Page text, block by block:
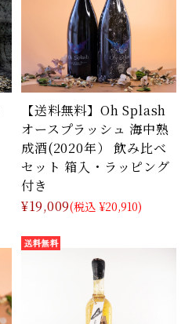
【送料無料】Oh Splash
オースプラッシュ 海中熟
成酒(2020年） 飲み比べ
セット 箱入・ラッピング
付き
¥19,009(税込 ¥20,910)